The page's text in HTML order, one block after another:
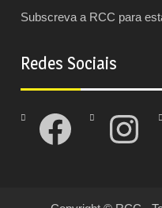
Subscreva a RCC para
Redes Sociais
Facebook Instagram